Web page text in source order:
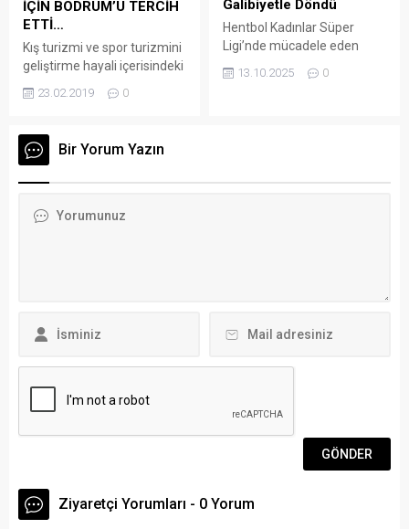
destekleriyle bu yıl 28’inci
skorer forvet olarak katkı
sağlayacak....
İÇİN BODRUM’U TERCİH
ETTİ…
Kış turizmi ve spor turizmini
geliştirme hayali içerisindeki
Bodrum’a İsviçre’nin 3. Lig
takımlarından Alpnach
Bodrum’a geliyor. Antalya
yerine Bodrum’u tercih eden
ve antrenmanlarını ilçe
23.02.2019 0
Galibiyetle Döndü
Hentbol Kadınlar Süper
Ligi’nde mücadele eden
Armada Praxis
Yalıkavakspor, Karadeniz
haftayı,...
13.10.2025 0
Bir Yorum Yazın
Ziyaretçi Yorumları - 0 Yorum